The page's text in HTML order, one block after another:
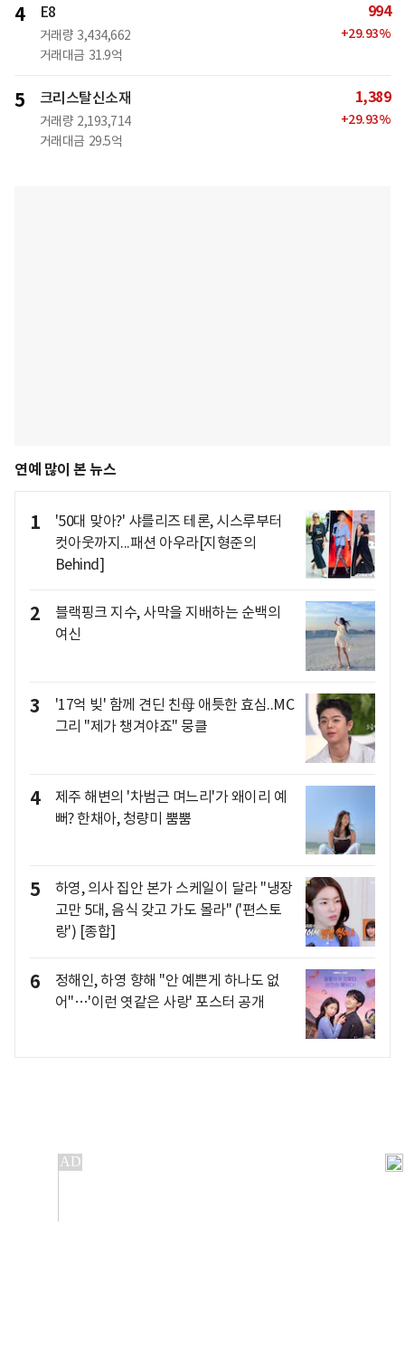
4 E8
거래량 3,434,662
거래대금 31.9억
994
+29.93%
5 크리스탈신소재
거래량 2,193,714
거래대금 29.5억
1,389
+29.93%
연예 많이 본 뉴스
1
'50대 맞아?' 샤를리즈 테론, 시스루부터
컷아웃까지...패션 아우라[지형준의
Behind]
2
블랙핑크 지수, 사막을 지배하는 순백의
여신
3
'17억 빚' 함께 견딘 친母 애틋한 효심..MC
그리 "제가 챙겨야죠" 뭉클
4
제주 해변의 '차범근 며느리'가 왜이리 예
뻐? 한채아, 청량미 뿜뿜
5
하영, 의사 집안 본가 스케일이 달라 "냉장
고만 5대, 음식 갖고 가도 몰라" ('편스토
랑') [종합]
6
정해인, 하영 향해 "안 예쁜게 하나도 없
어"…'이런 엿같은 사랑' 포스터 공개